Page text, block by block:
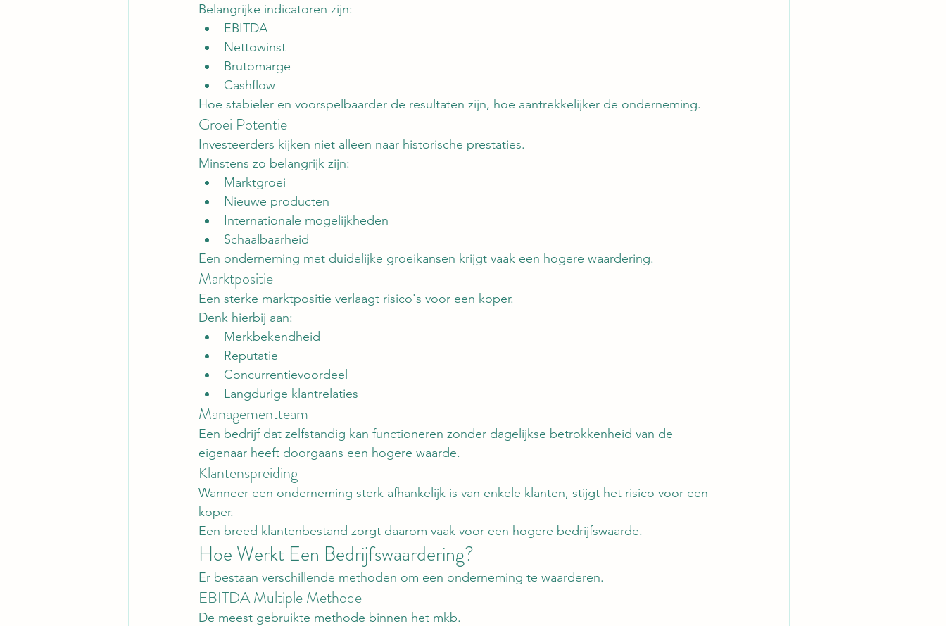
Belangrijke indicatoren zijn:
EBITDA
Nettowinst
Brutomarge
Cashflow
Hoe stabieler en voorspelbaarder de resultaten zijn, hoe aantrekkelijker de onderneming.
Groei Potentie
Investeerders kijken niet alleen naar historische prestaties.
Minstens zo belangrijk zijn:
Marktgroei
Nieuwe producten
Internationale mogelijkheden
Schaalbaarheid
Een onderneming met duidelijke groeikansen krijgt vaak een hogere waardering.
Marktpositie
Een sterke marktpositie verlaagt risico's voor een koper.
Denk hierbij aan:
Merkbekendheid
Reputatie
Concurrentievoordeel
Langdurige klantrelaties
Managementteam
Een bedrijf dat zelfstandig kan functioneren zonder dagelijkse betrokkenheid van de
eigenaar heeft doorgaans een hogere waarde.
Klantenspreiding
Wanneer een onderneming sterk afhankelijk is van enkele klanten, stijgt het risico voor een
koper.
Een breed klantenbestand zorgt daarom vaak voor een hogere bedrijfswaarde.
Hoe Werkt Een Bedrijfswaardering?
Er bestaan verschillende methoden om een onderneming te waarderen.
EBITDA Multiple Methode
De meest gebruikte methode binnen het mkb.